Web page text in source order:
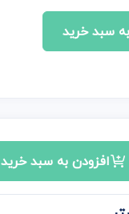
سبد خرید
افزودن به سبد خرید